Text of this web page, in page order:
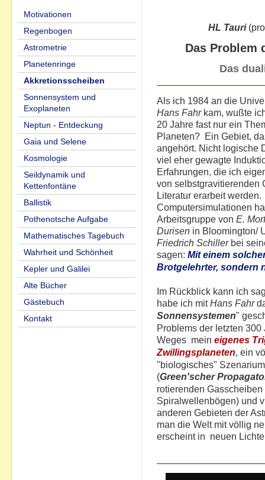
Motivationen
Regenbogen
Astrometrie
Planetenringe
Akkretionsscheiben
Sonnensystem und
Exoplaneten
Neptun - Entdeckung
Gaia und Selene
Kosmologie
Seildynamik und
Kettenfontäne
Ballistik
Pothenotsche Aufgabe
Mathematisches Tagebuch
Wahrheit und Schönheit
Kepler und Galilei
Alte Bücher
Gästebuch
Kontakt
HL Tauri
Das Problem
Das
Als ich 1984 an die
Hans Fahrkam, wußte
20 Jahre fast nur ein
Planeten? Ein Gebiet,
angehört. Nicht logische
viel eher gewagte
Erfahrungen, die ich
von selbstgravitierenden
Literatur erarbeit
Computersimulationen
Arbeitsgruppe von E.
Durisen in Bloomington/
Friedrich Schillerbei
sagen: Mit einem
Brotgelehrter, sondern
Im Rückblick kann ich
habe ich mitHans Fahr
Sonnensystemen"
Problems der letzten
Weges mein eigenes
Zwillingsplaneten, ein
"biologisches"
(Green'scher
rotierenden
Spiralwellenbögen) und
anderen Gebieten der
man die Welt mit völlig
erscheint in neuen